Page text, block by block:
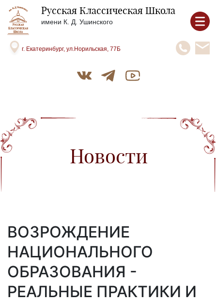
Русская Классическая Школа
имени К. Д. Ушинского
г. Екатеринбург, ул.Норильская, 77Б
Новости
ВОЗРОЖДЕНИЕ
НАЦИОНАЛЬНОГО
ОБРАЗОВАНИЯ -
РЕАЛЬНЫЕ ПРАКТИКИ И